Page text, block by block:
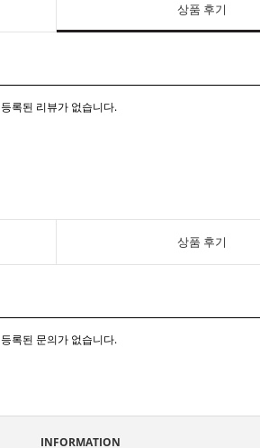
상품 후기
등록된 리뷰가 없습니다.
상품 후기
등록된 문의가 없습니다.
INFORMATION